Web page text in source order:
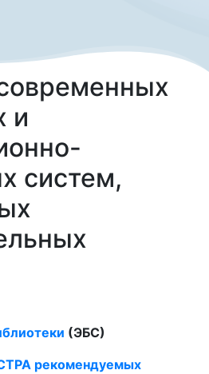
и
систем,
(ЭБС)
рекомендуемых